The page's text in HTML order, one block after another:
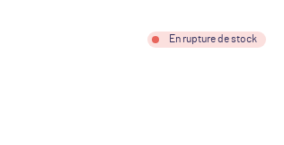
En rupture de stock